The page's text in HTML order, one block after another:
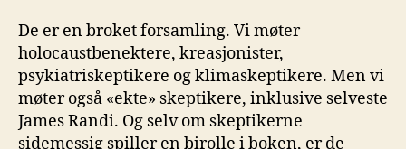
De er en broket forsamling. Vi møter
holocaustbenektere, kreasjonister,
psykiatriskeptikere og klimaskeptikere. Men vi
møter også «ekte» skeptikere, inklusive selveste
James Randi. Og selv om skeptikerne
sidemessig spiller en birolle i boken, er de